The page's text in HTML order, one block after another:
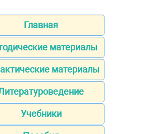
Главная
материалы
материалы
Учебники